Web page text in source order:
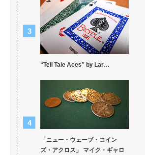
“Tell Tale Aces” by Lar…
「ニュー・ウェーブ・コイン
ズ・アクロス」 マイク・ギャロ